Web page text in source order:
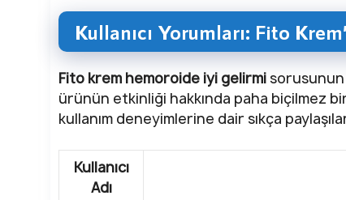
Kullanıcı Yorumları: Fito
Fito krem hemoroide iyi gelirmi sorusunun
ürünün etkinliği hakkında paha biçilmez
kullanım deneyimlerine dair sıkça
Kullanıcı
Adı